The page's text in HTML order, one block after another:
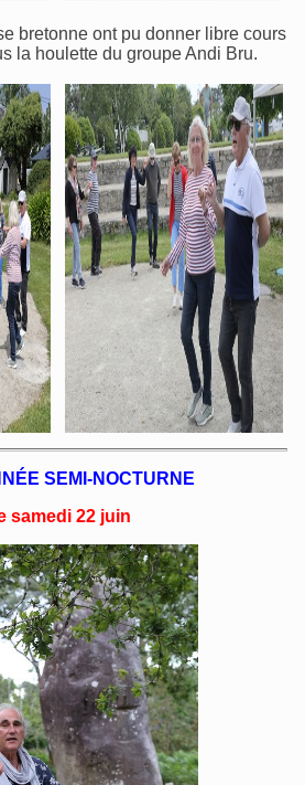
bretonne ont pu donner libre cours
la houlette du groupe Andi Bru.
SEMI-NOCTURNE
samedi 22 juin